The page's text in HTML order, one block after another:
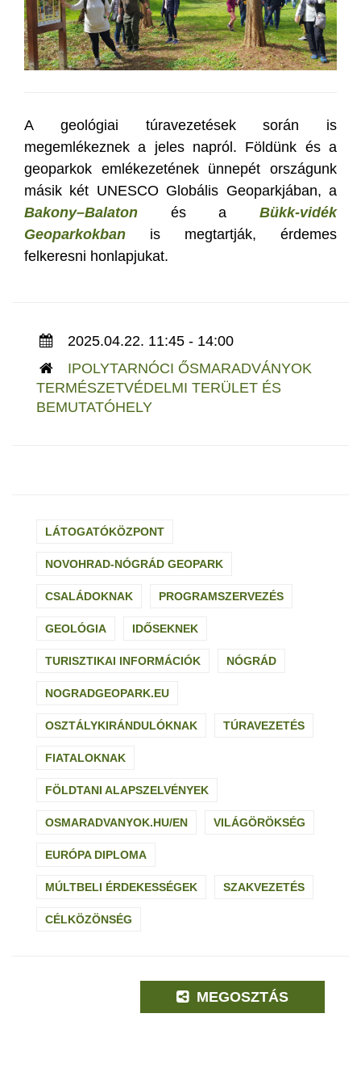
A geológiai túravezetések során is
megemlékeznek a jeles napról. Földünk és a
geoparkok emlékezetének ünnepét országunk
másik két UNESCO Globális Geoparkjában, a
Bakony–Balaton és a Bükk-vidék
Geoparkokban is megtartják, érdemes
felkeresni honlapjukat.
2025.04.22. 11:45 - 14:00
IPOLYTARNÓCI ŐSMARADVÁNYOK
TERMÉSZETVÉDELMI TERÜLET ÉS
BEMUTATÓHELY
LÁTOGATÓKÖZPONT
NOVOHRAD-NÓGRÁD GEOPARK
CSALÁDOKNAK PROGRAMSZERVEZÉS
GEOLÓGIA IDŐSEKNEK
TURISZTIKAI INFORMÁCIÓK NÓGRÁD
NOGRADGEOPARK.EU
OSZTÁLYKIRÁNDULÓKNAK TÚRAVEZETÉS
FIATALOKNAK
FÖLDTANI ALAPSZELVÉNYEK
OSMARADVANYOK.HU/EN VILÁGÖRÖKSÉG
EURÓPA DIPLOMA
MÚLTBELI ÉRDEKESSÉGEK SZAKVEZETÉS
CÉLKÖZÖNSÉG
MEGOSZTÁS